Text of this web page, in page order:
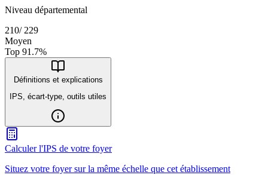
Niveau départemental
210/ 229
Moyen
Top 91.7%
Définitions et explications
IPS, écart-type, outils utiles
Calculer l'IPS de votre foyer
Situez votre foyer sur la même échelle que cet établissement